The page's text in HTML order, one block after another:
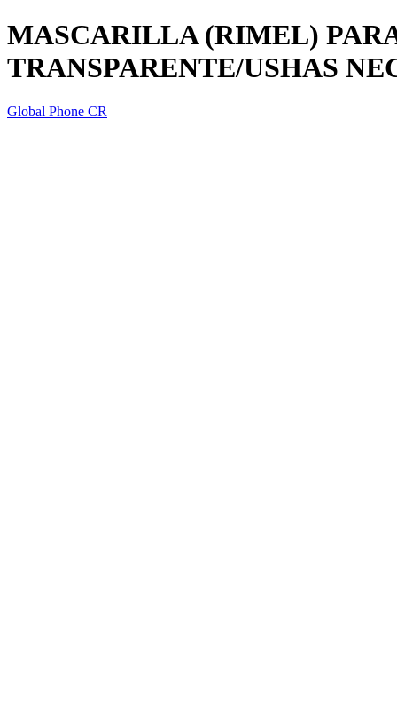
MASCARILLA (RIMEL)
TRANSPARENTE/USHAS
Global Phone CR